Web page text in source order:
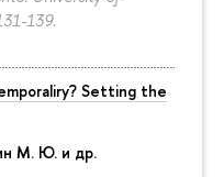
139.
Setting the
М. Ю. и др.